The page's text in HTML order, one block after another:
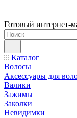
Готовый интернет-
Каталог
Волосы
Аксессуары для
Валики
Зажимы
Заколки
Невидимки